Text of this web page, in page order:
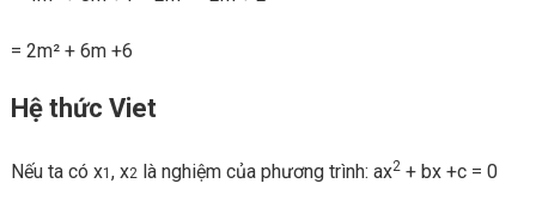
= 2m² + 6m +6
Hệ thức Viet
Nếu ta có x1 , x2là nghiệm của phương trình: ax2+ bx +c = 0